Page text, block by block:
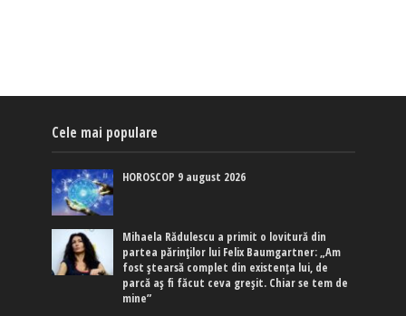
Cele mai populare
HOROSCOP 9 august 2026
Mihaela Rădulescu a primit o lovitură din
partea părinților lui Felix Baumgartner: „Am
fost ștearsă complet din existența lui, de
parcă aș fi făcut ceva greșit. Chiar se tem de
mine”